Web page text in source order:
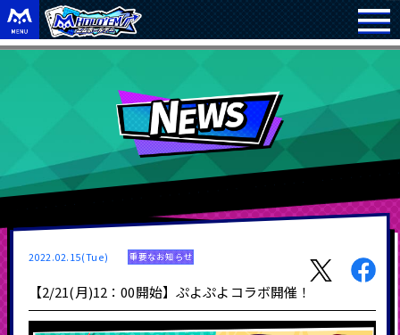
2022.02.15(Tue) 重要なお知らせ
【2/21(月)12：00開始】ぷよぷよコラボ開催！